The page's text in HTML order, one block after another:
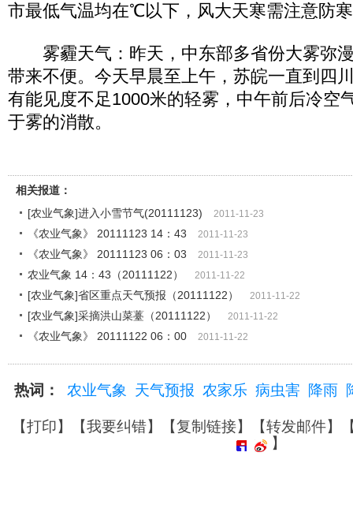
市最低气温均在℃以下，风大天寒需注意防
雾霾天气：昨天，中东部多省份大雾弥
带来不便。今天早晨至上午，苏皖一直到四
有能见度不足1000米的轻雾，中午前后冷空
于雾的消散。
相关报道：
[农业气象]进入小雪节气(20111123)
2011-11-23
《农业气象》 20111123 14：43 2011-11-23
《农业气象》 20111123 06：03 2011-11-23
农业气象 14：43（20111122） 2011-11-22
[农业气象]省区重点天气预报（20111122） 2011-11-22
[农业气象]采摘洪山菜薹（20111122） 2011-11-22
《农业气象》 20111122 06：00 2011-11-22
热词： 农业气象 天气预报 农家乐 病虫害 降雨
【打印】【我要纠错】【复制链接】【转发邮件】
】